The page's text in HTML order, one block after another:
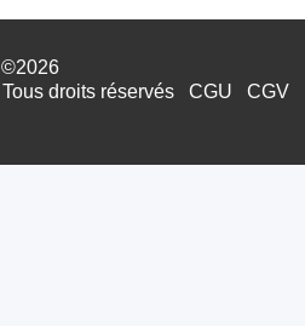
©2026
Tous droits réservés CGU
CGV